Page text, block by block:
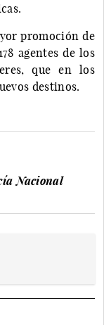
promoción de
agentes de los
que en los
destinos.
Nacional